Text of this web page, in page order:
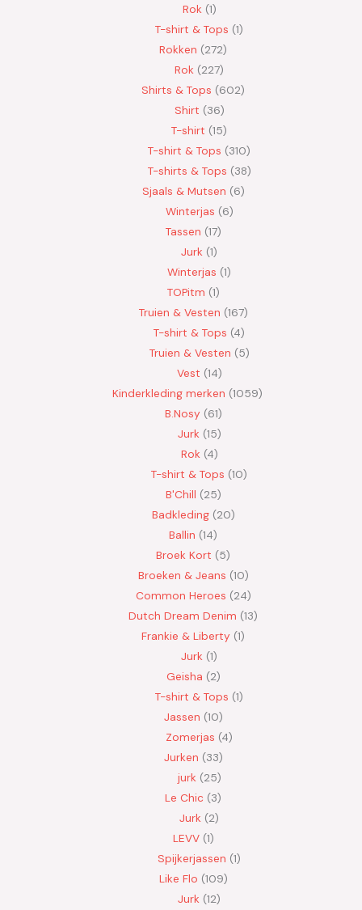
Rok 1
T-shirt & Tops 1
Rokken 272
Rok 227
Shirts & Tops 602
Shirt 36
T-shirt 15
T-shirt & Tops 310
T-shirts & Tops 38
Sjaals & Mutsen 6
Winterjas 6
Tassen 17
Jurk 1
Winterjas 1
TOPitm 1
Truien & Vesten 167
T-shirt & Tops 4
Truien & Vesten 5
Vest 14
Kinderkleding merken 1059
B.Nosy 61
Jurk 15
Rok 4
T-shirt & Tops 10
B'Chill 25
Badkleding 20
Ballin 14
Broek Kort 5
Broeken & Jeans 10
Common Heroes 24
Dutch Dream Denim 13
Frankie & Liberty 1
Jurk 1
Geisha 2
T-shirt & Tops 1
Jassen 10
Zomerjas 4
Jurken 33
jurk 25
Le Chic 3
Jurk 2
LEVV 1
Spijkerjassen 1
Like Flo 109
Jurk 12